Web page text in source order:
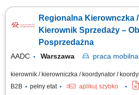
Regionalna Kierownczka
Kierownik Sprzedaży –
Posprzedażna
AADC Warszawa praca mobilna
kierownik / kierowniczka / koordynator /
B2B
pełny etat aplikuj szybko